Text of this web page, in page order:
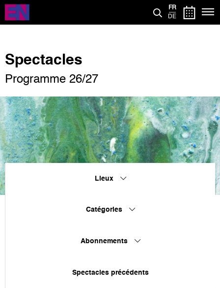
Aller
contenu
FR
DE
Spectacles
Programme 26/27
Lieux
Catégories
Abonnements
Spectacles précédents